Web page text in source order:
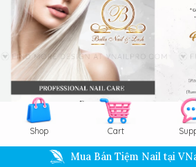
Shop Cart
Mua Bán Tiệm Nail tại